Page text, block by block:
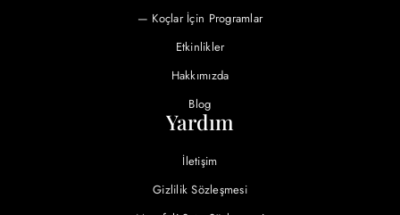
— Koçlar İçin Programlar
Etkinlikler
Hakkımızda
Blog
Yardım
İletişim
Gizlilik Sözleşmesi